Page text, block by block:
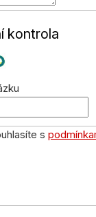
kontrola
s